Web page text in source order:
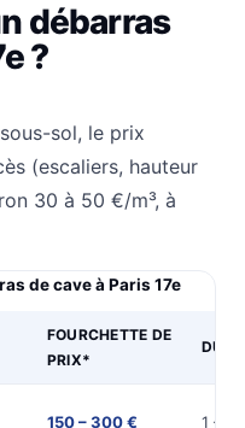
débarras
?
sol, le prix
(escaliers, hauteur
30 à 50 €/m³, à
de cave à Paris 17e
FOURCHETTE DE
PRIX*
150 – 300 € 1 – 2